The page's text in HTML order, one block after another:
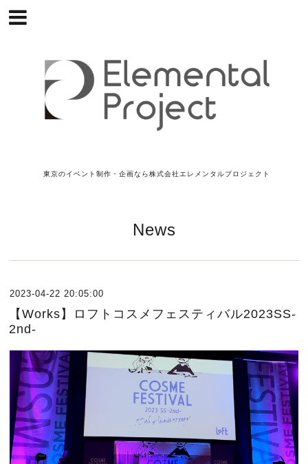
東京のイベント制作・企画なら株式会社エレメンタルプロジェクト
News
2023-04-22 20:05:00
【Works】ロフトコスメフェスティバル2023SS-
2nd-